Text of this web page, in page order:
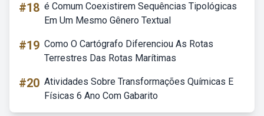
#18 é Comum Coexistirem Sequências Tipológicas
Em Um Mesmo Gênero Textual
#19 Como O Cartógrafo Diferenciou As Rotas
Terrestres Das Rotas Marítimas
#20 Atividades Sobre Transformações Químicas E
Físicas 6 Ano Com Gabarito